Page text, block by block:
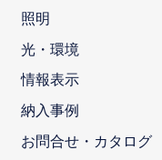
照明
光・環境
情報表示
納入事例
お問合せ・カタログ